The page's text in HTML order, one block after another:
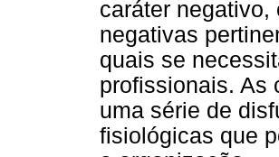
caráter
negativas
quais se
profissionais. As
uma série de
fisiológicas que